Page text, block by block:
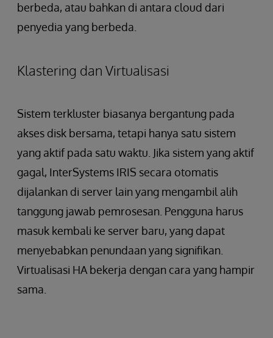
berbeda, atau bahkan di antara cloud dari
penyedia yang berbeda.
Klastering dan Virtualisasi
Sistem terkluster biasanya bergantung pada
akses disk bersama, tetapi hanya satu sistem
yang aktif pada satu waktu. Jika sistem yang aktif
gagal, InterSystems IRIS secara otomatis
dijalankan di server lain yang mengambil alih
tanggung jawab pemrosesan. Pengguna harus
masuk kembali ke server baru, yang dapat
menyebabkan penundaan yang signifikan.
Virtualisasi HA bekerja dengan cara yang hampir
sama.